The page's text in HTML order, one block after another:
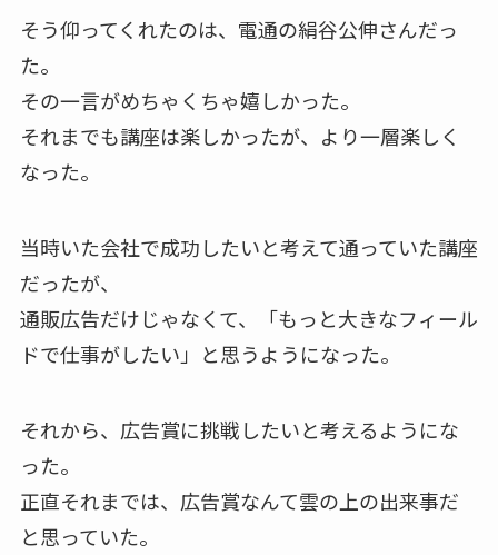
そう仰ってくれたのは、電通の絹谷公伸さんだっ
た。
その一言がめちゃくちゃ嬉しかった。
それまでも講座は楽しかったが、より一層楽しく
なった。
当時いた会社で成功したいと考えて通っていた講座
だったが、
通販広告だけじゃなくて、「もっと大きなフィール
ドで仕事がしたい」と思うようになった。
それから、広告賞に挑戦したいと考えるようにな
った。
正直それまでは、広告賞なんて雲の上の出来事だ
と思っていた。